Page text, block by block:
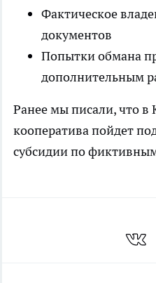
Фактическое
документов
Попытки обмана
дополнительным
Ранее мы писали, что в
кооперативапойдет
субсидии по